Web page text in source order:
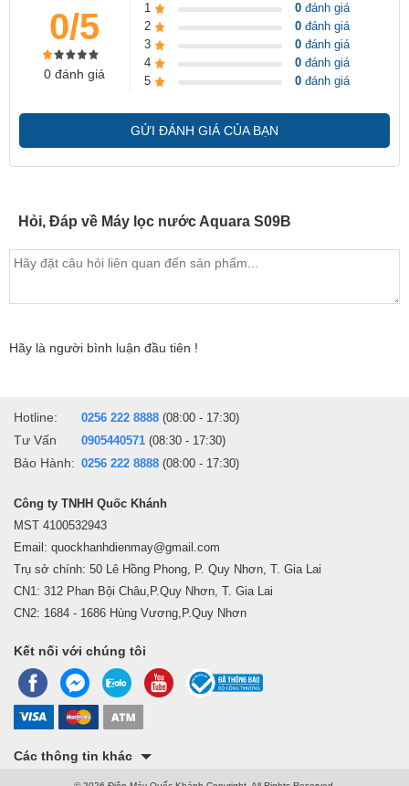
0/5
0 đánh giá
1 0 đánh giá
2
0 đánh giá
3
0 đánh giá
4
0 đánh giá
5
0 đánh giá
GỬI ĐÁNH GIÁ CỦA BẠN
Hỏi, Đáp về Máy lọc nước Aquara S09B
Hãy là người bình luận đầu tiên !
Hotline: 0256 222 8888 (08:00 - 17:30)
Tư Vấn 0905440571 (08:30 - 17:30)
Bảo Hành: 0256 222 8888 (08:00 - 17:30)
Công ty TNHH Quốc Khánh
MST 4100532943
Email: quockhanhdienmay@gmail.com
Trụ sở chính: 50 Lê Hồng Phong, P. Quy Nhơn, T. Gia Lai
CN1: 312 Phan Bội Châu,P.Quy Nhơn, T. Gia Lai
CN2: 1684 - 1686 Hùng Vương,P.Quy Nhơn
Kết nối với chúng tôi
Các thông tin khác